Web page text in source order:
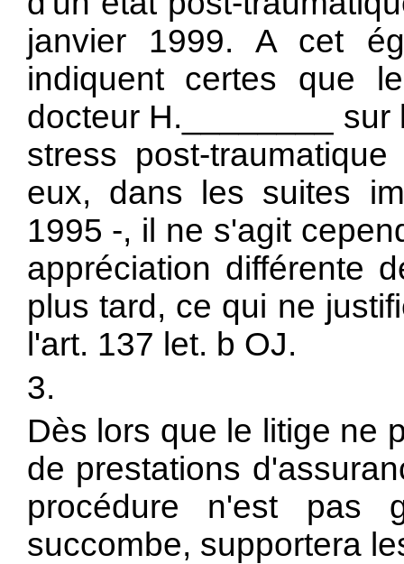
janvier 1999. A cet
indiquent certes que
docteur H.________
stress post-
eux, dans les suites
1995 -, il ne s'agit
appréciation différente
plus tard, ce qui ne
l'art. 137 let. b OJ.
3.
Dès lors que le litige ne
de prestations
procédure n'est pas
succombe, supportera